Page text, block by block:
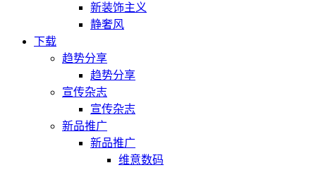
新装饰主义
静奢风
下载
趋势分享
趋势分享
宣传杂志
宣传杂志
新品推广
新品推广
维意数码